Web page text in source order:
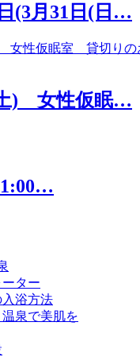
(3月31日(日…
) 女性仮眠…
ター
浴方法
泉で美肌を